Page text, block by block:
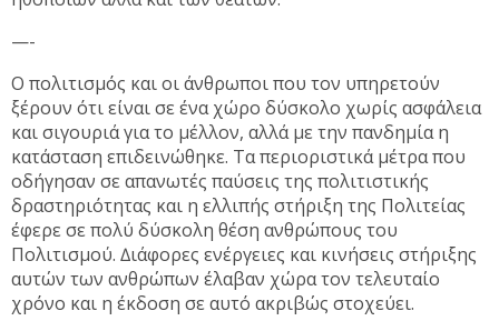
—-
Ο πολιτισµός και οι άνθρωποι που τον υπηρετούν
ξέρουν ότι είναι σε ένα χώρο δύσκολο χωρίς ασφάλεια
και σιγουριά για το µέλλον, αλλά µε την πανδηµία η
κατάσταση επιδεινώθηκε. Τα περιοριστικά µέτρα που
οδήγησαν σε απανωτές παύσεις της πολιτιστικής
δραστηριότητας και η ελλιπής στήριξη της Πολιτείας
έφερε σε πολύ δύσκολη θέση ανθρώπους του
Πολιτισµού. ∆ιάφορες ενέργειες και κινήσεις στήριξης
αυτών των ανθρώπων έλαβαν χώρα τον τελευταίο
χρόνο και η έκδοση σε αυτό ακριβώς στοχεύει.